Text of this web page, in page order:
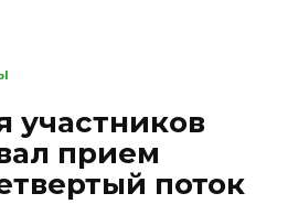
участников
прием
поток